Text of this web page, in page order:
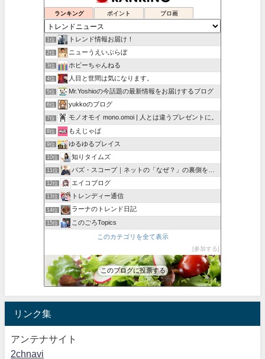
ランキング ポイント ブロ画
1位 トレンド情報お届け！
2位 ニューうえいぶらぼ
3位 ホビーちゃんねる
4位 人目と世間は気になります。
5位 Mr.Yoshioの今話題の最新情報をお届けするブログ
6位 yukkoのブログ
7位 モノオモイ mono.omoi | 人とは違うプレゼントに。
8位 もえじゃぱ
9位 ゆるゆるプレイス
10位 知りタイムズ
11位 バズ・スコープ｜ネットの「なぜ？」の裏側を深掘り
12位 エイコブログ
13位 トレンディー通信
14位 ラーナのトレンド日記
15位 このごろTopics
このカテゴリを全て表示
参加する
このブログに投票する
リンク集
アンテナサイト
2chnavi